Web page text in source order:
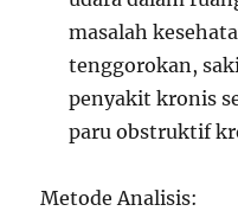
masalah
tenggorokan,
penyakit kronis
paru obstruktif
Metode Analisis: